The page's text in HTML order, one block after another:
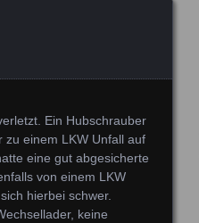
Ein Hubschrauber
einem LKW Unfall auf
eine gut abgesicherte
von einem LKW
hierbei schwer.
keine